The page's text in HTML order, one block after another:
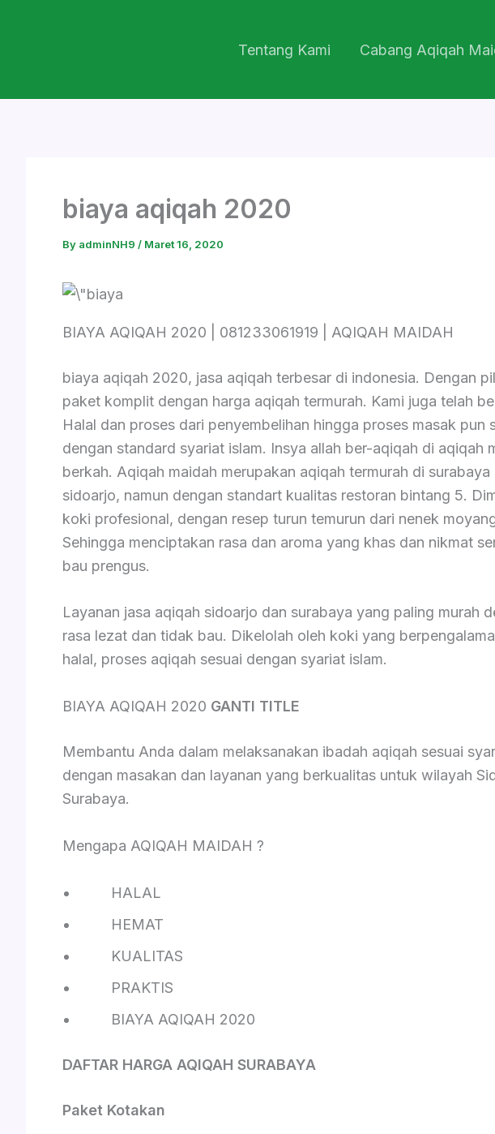
Tentang Kami Cabang Aqiqah
biaya aqiqah 2020
By adminNH9 / Maret 16, 2020
BIAYA AQIQAH 2020 | 081233061919 | AQIQAH MAIDAH
biaya aqiqah 2020, jasa aqiqah terbesar di indonesia. Dengan
paket komplit dengan harga aqiqah termurah. Kami juga telah
Halal dan proses dari penyembelihan hingga proses masak pun
dengan standard syariat islam. Insya allah ber-aqiqah di aqiqah
berkah. Aqiqah maidah merupakan aqiqah termurah di surabaya
sidoarjo, namun dengan standart kualitas restoran bintang 5.
koki profesional, dengan resep turun temurun dari nenek
Sehingga menciptakan rasa dan aroma yang khas dan nikmat
bau prengus.
Layanan jasa aqiqah sidoarjo dan surabaya yang paling murah
rasa lezat dan tidak bau. Dikelolah oleh koki yang
halal, proses aqiqah sesuai dengan syariat islam.
BIAYA AQIQAH 2020 GANTI TITLE
Membantu Anda dalam melaksanakan ibadah aqiqah sesuai
dengan masakan dan layanan yang berkualitas untuk wilayah
Surabaya.
Mengapa AQIQAH MAIDAH ?
HALAL
HEMAT
KUALITAS
PRAKTIS
BIAYA AQIQAH 2020
DAFTAR HARGA AQIQAH SURABAYA
Paket Kotakan